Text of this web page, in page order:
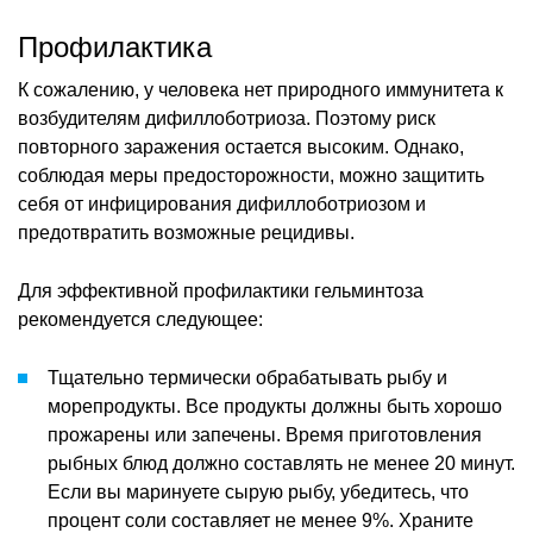
Профилактика
К сожалению, у человека нет природного иммунитета к
возбудителям дифиллоботриоза. Поэтому риск
повторного заражения остается высоким. Однако,
соблюдая меры предосторожности, можно защитить
себя от инфицирования дифиллоботриозом и
предотвратить возможные рецидивы.
Для эффективной профилактики гельминтоза
рекомендуется следующее:
Тщательно термически обрабатывать рыбу и
морепродукты. Все продукты должны быть хорошо
прожарены или запечены. Время приготовления
рыбных блюд должно составлять не менее 20 минут.
Если вы маринуете сырую рыбу, убедитесь, что
процент соли составляет не менее 9%. Храните